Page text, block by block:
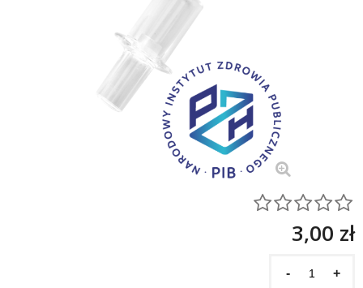
3,00 zł
- +